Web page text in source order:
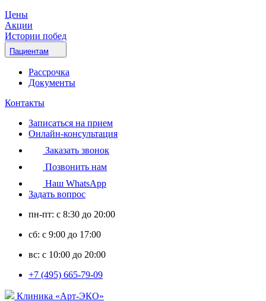
Цены
Акции
Истории побед
Пациентам
Рассрочка
Документы
Контакты
Записаться на прием
Онлайн-консультация
Заказать звонок
Позвонить нам
Наш WhatsApp
Задать вопрос
пн-пт: с 8:30 до 20:00
сб: с 9:00 до 17:00
вс: с 10:00 до 20:00
+7 (495) 665-79-09
Клиника «Арт-ЭКО»